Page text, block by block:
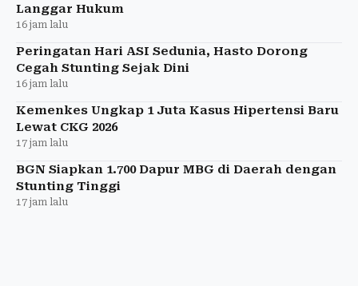
Langgar Hukum
16 jam lalu
Peringatan Hari ASI Sedunia, Hasto Dorong
Cegah Stunting Sejak Dini
16 jam lalu
Kemenkes Ungkap 1 Juta Kasus Hipertensi Baru
Lewat CKG 2026
17 jam lalu
BGN Siapkan 1.700 Dapur MBG di Daerah dengan
Stunting Tinggi
17 jam lalu